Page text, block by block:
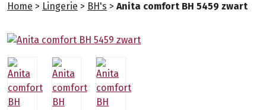
Home > Lingerie > BH's > Anita comfort BH 5459 zwart